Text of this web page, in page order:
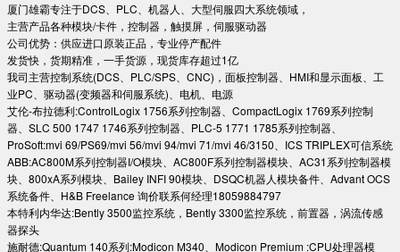
厦门雄霸专注于DCS、PLC、机器人、大型伺服四大系统领域，
主营产品各种模块/卡件，控制器，触摸屏，伺服驱动器
公司优势：供应进口原装正品，专业停产配件
发货快，货期精准，一手货源，现货库存超过1亿
我司主营控制系统(DCS、PLC/SPS、CNC)，面板控制器、HMI和显示面板、工
业PC、驱动器(变频器和伺服系统)、电机、电源
艾伦-布拉德利:ControlLogix 1756系列控制器、CompactLogix 1769系列控制
器、SLC 500 1747 1746系列控制器、PLC-5 1771 1785系列控制器、
ProSoft:mvi 69/PS69/mvi 56/mvi 94/mvi 71/mvi 46/3150、ICS TRIPLEX可信系统
ABB:AC800M系列控制器I/O模块、AC800F系列控制器模块、AC31系列控制器模
块、800xA系列模块、Bailey INFI 90模块、DSQC机器人模块备件、Advant OCS
系统备件、H&B Freelance 询价联系何经理18059884797
本特利内华达:Bently 3500监控系统，Bently 3300监控系统，前置器，涡流传感
器探头
施耐德:Quantum 140系列:Modicon M340、Modicon Premium :CPU处理器模